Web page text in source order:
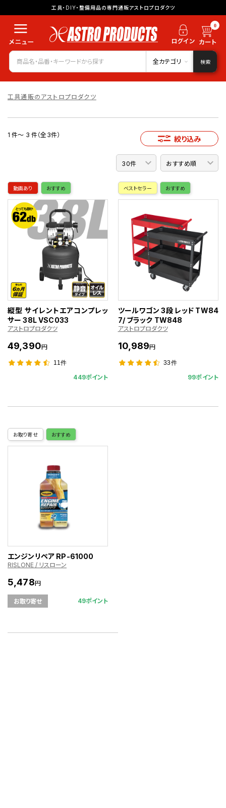
工具・DIY・整備用品の専門通販アストロプロダクツ
0
全カテゴリ 検索
工具通販のアストロプロダクツ
1 件～ 3 件（全3件） 絞り込み
動画あり おすすめ
縦型 サイレントエアコンプレッ
サー 38L VSC033
アストロプロダクツ
49,390円
11件
449ポイント
ベストセラー おすすめ
ツールワゴン 3段 レッド TW84
7/ ブラック TW848
アストロプロダクツ
10,989円
33件
99ポイント
お取り寄せ おすすめ
エンジンリペア RP-61000
RISLONE / リスローン
5,478円
お取り寄せ 49ポイント